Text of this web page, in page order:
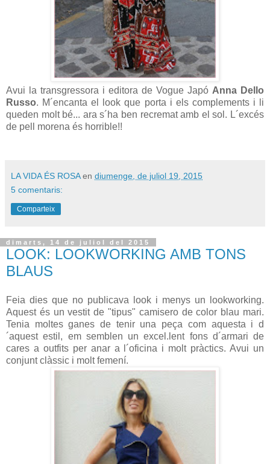
Avui la transgressora i editora de Vogue Japó Anna Dello
Russo. M´encanta el look que porta i els complements i li
queden molt bé... ara s´ha ben recremat amb el sol. L´excés
de pell morena és horrible!!
LA VIDA ÉS ROSA en diumenge, de juliol 19, 2015
5 comentaris:
Comparteix
dimarts, 14 de juliol del 2015
LOOK: LOOKWORKING AMB TONS
BLAUS
Feia dies que no publicava look i menys un lookworking.
Aquest és un vestit de "tipus" camisero de color blau mari.
Tenia moltes ganes de tenir una peça com aquesta i d
´aquest estil, em semblen un excel.lent fons d´armari de
cares a outfits per anar a l´oficina i molt pràctics. Avui un
conjunt clàssic i molt femení.